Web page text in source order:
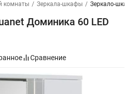
комнаты / Зеркала-шкафы / Зеркало-
Доминика 60 LED
Сравнение